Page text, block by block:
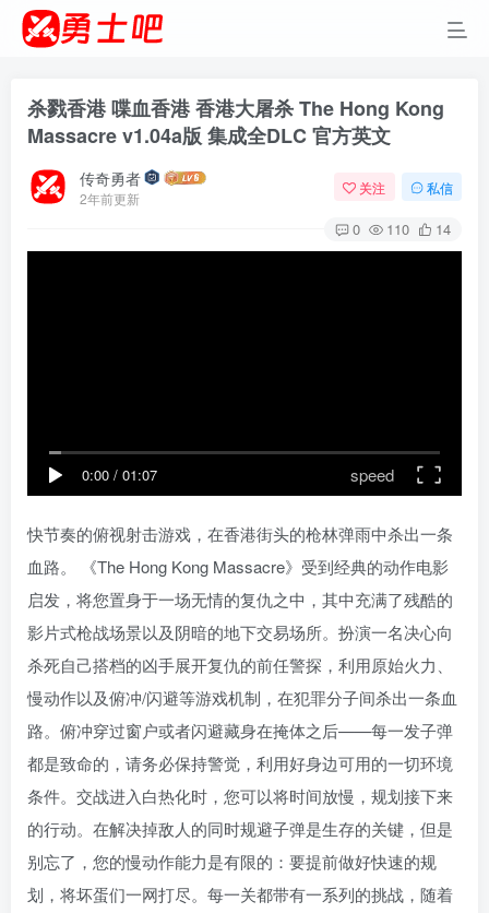
杀戮香港 喋血香港 香港大屠杀 The Hong Kong
Massacre v1.04a版 集成全DLC 官方英文
传奇勇者
2年前更新
关注 私信
0 110 14
0:00 / 01:07 speed
快节奏的俯视射击游戏，在香港街头的枪林弹雨中杀出一条
血路。 《The Hong Kong Massacre》受到经典的动作电影
启发，将您置身于一场无情的复仇之中，其中充满了残酷的
影片式枪战场景以及阴暗的地下交易场所。扮演一名决心向
杀死自己搭档的凶手展开复仇的前任警探，利用原始火力、
慢动作以及俯冲/闪避等游戏机制，在犯罪分子间杀出一条血
路。俯冲穿过窗户或者闪避藏身在掩体之后——每一发子弹
都是致命的，请务必保持警觉，利用好身边可用的一切环境
条件。交战进入白热化时，您可以将时间放慢，规划接下来
的行动。在解决掉敌人的同时规避子弹是生存的关键，但是
别忘了，您的慢动作能力是有限的：要提前做好快速的规
划，将坏蛋们一网打尽。每一关都带有一系列的挑战，随着